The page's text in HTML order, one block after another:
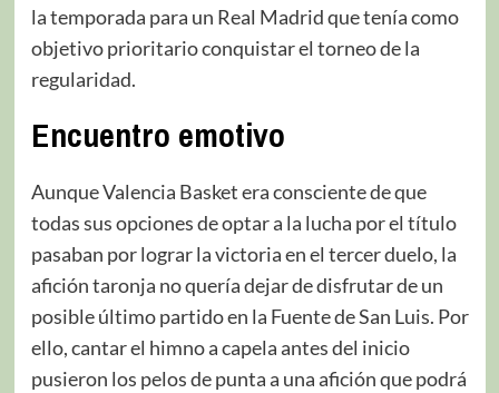
la temporada para un Real Madrid que tenía como
objetivo prioritario conquistar el torneo de la
regularidad.
Encuentro emotivo
Aunque Valencia Basket era consciente de que
todas sus opciones de optar a la lucha por el título
pasaban por lograr la victoria en el tercer duelo, la
afición taronja no quería dejar de disfrutar de un
posible último partido en la Fuente de San Luis. Por
ello, cantar el himno a capela antes del inicio
pusieron los pelos de punta a una afición que podrá